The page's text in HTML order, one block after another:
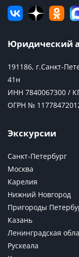
Юридический
191186, г.Санкт-
41н
ИНН 7840067300 /
ОГРН №
Экскурсии
Санкт-Петербург
Москва
Карелия
Нижний Новгород
Пригороды
Казань
Ленинградская
Рускеала